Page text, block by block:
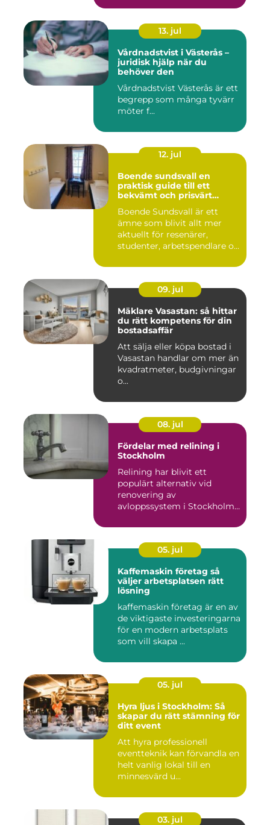
13. jul
Vårdnadstvist i Västerås –
juridisk hjälp när du
behöver den
Vårdnadstvist Västerås är ett
begrepp som många tyvärr
möter f...
12. jul
Boende sundsvall en
praktisk guide till ett
bekvämt och prisvärt
Boende Sundsvall är ett
ämne som blivit allt mer
aktuellt för resenärer,
studenter, arbetspendlare o...
09. jul
Mäklare Vasastan: så hittar
du rätt kompetens för din
bostadsaffär
Att sälja eller köpa bostad i
Vasastan handlar om mer än
kvadratmeter, budgivningar
o...
08. jul
Fördelar med relining i
Stockholm
Relining har blivit ett
populärt alternativ vid
renovering av
avloppssystem i Stockholm.
05. jul
Kaffemaskin företag så
väljer arbetsplatsen rätt
lösning
kaffemaskin företag är en av
de viktigaste investeringarna
för en modern arbetsplats
som vill skapa ...
05. jul
Hyra ljus i Stockholm: Så
skapar du rätt stämning för
ditt event
Att hyra professionell
eventteknik kan förvandla en
helt vanlig lokal till en
minnesvärd u...
03. jul